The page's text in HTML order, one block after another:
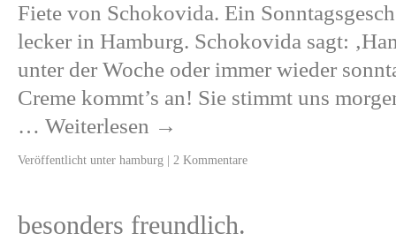
Fiete von Schokovida. Ein
lecker in Hamburg. Schokovida sagt:
unter der Woche oder immer wieder
Creme kommt’s an! Sie stimmt uns
… Weiterlesen →
Veröffentlicht unter hamburg | 2 Kommentare
besonders freundlich.